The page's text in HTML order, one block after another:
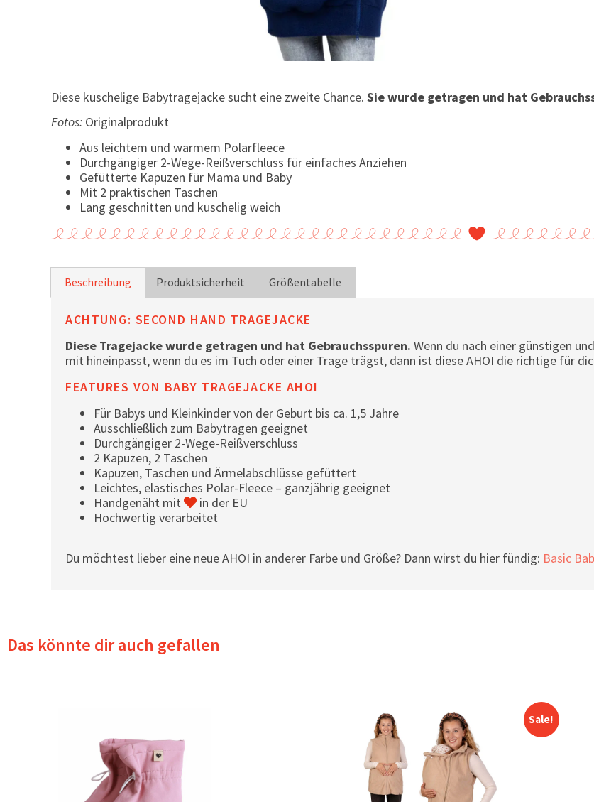
Diese kuschelige Babytragejacke sucht eine zweite Chance. Sie wurde getragen und hat
Fotos: Originalprodukt
Aus leichtem und warmem Polarfleece
Durchgängiger 2-Wege-Reißverschluss für einfaches Anziehen
Gefütterte Kapuzen für Mama und Baby
Mit 2 praktischen Taschen
Lang geschnitten und kuschelig weich
Beschreibung Produktsicherheit Größentabelle
ACHTUNG: SECOND HAND TRAGEJACKE
Diese Tragejacke wurde getragen und hat Gebrauchsspuren. Wenn du nach einer günstigen
mit hineinpasst, wenn du es im Tuch oder einer Trage trägst, dann ist diese AHOI die richtige für
FEATURES VON BABY TRAGEJACKE AHOI
Für Babys und Kleinkinder von der Geburt bis ca. 1,5 Jahre
Ausschließlich zum Babytragen geeignet
Durchgängiger 2-Wege-Reißverschluss
2 Kapuzen, 2 Taschen
Kapuzen, Taschen und Ärmelabschlüsse gefüttert
Leichtes, elastisches Polar-Fleece – ganzjährig geeignet
Handgenäht mit
in der EU
Hochwertig verarbeitet
Du möchtest lieber eine neue AHOI in anderer Farbe und Größe? Dann wirst du hier fündig: Basic
Das könnte dir auch gefallen
Sale!